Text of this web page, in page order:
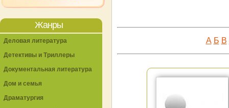
А Б В
Жанры
Деловая литература
Детективы и Триллеры
Документальная литература
Дом и семья
Драматургия